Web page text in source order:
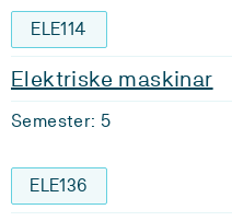
ELE114
Elektriske maskinar
Semester: 5
ELE136